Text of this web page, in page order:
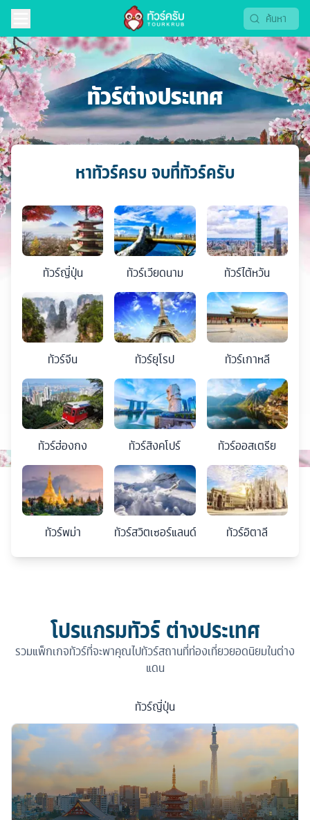
ทัวร์ต่างประเทศ
หาทัวร์ครบ จบที่ทัวร์ครับ
ทัวร์ญี่ปุ่น ทัวร์เวียดนาม ทัวร์ไต้หวัน
ทัวร์จีน ทัวร์ยุโรป ทัวร์เกาหลี
ทัวร์ฮ่องกง ทัวร์สิงคโปร์ ทัวร์ออสเตรีย
ทัวร์พม่า ทัวร์สวิตเซอร์แลนด์ ทัวร์อิตาลี
โปรแกรมทัวร์ ต่างประเทศ
รวมแพ็กเกจทัวร์ที่จะพาคุณไปทัวร์สถานที่ท่องเที่ยวยอดนิยมในต่าง
แดน
ทัวร์ญี่ปุ่น